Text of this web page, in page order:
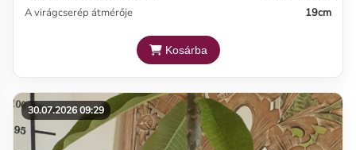
A virágcserép átmérője
19cm
Kosárba
30.07.2026 09:29